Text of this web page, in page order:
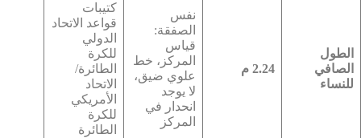
الطول
الصافي
للنساء
2.24 م
نفس
الصفقة:
قياس
المركز، خط
علوي ضيق،
لا يوجد
انحدار في
المركز
كتيبات
قواعد الاتحاد
الدولي
للكرة
الطائرة/
الاتحاد
الأمريكي
للكرة
الطائرة